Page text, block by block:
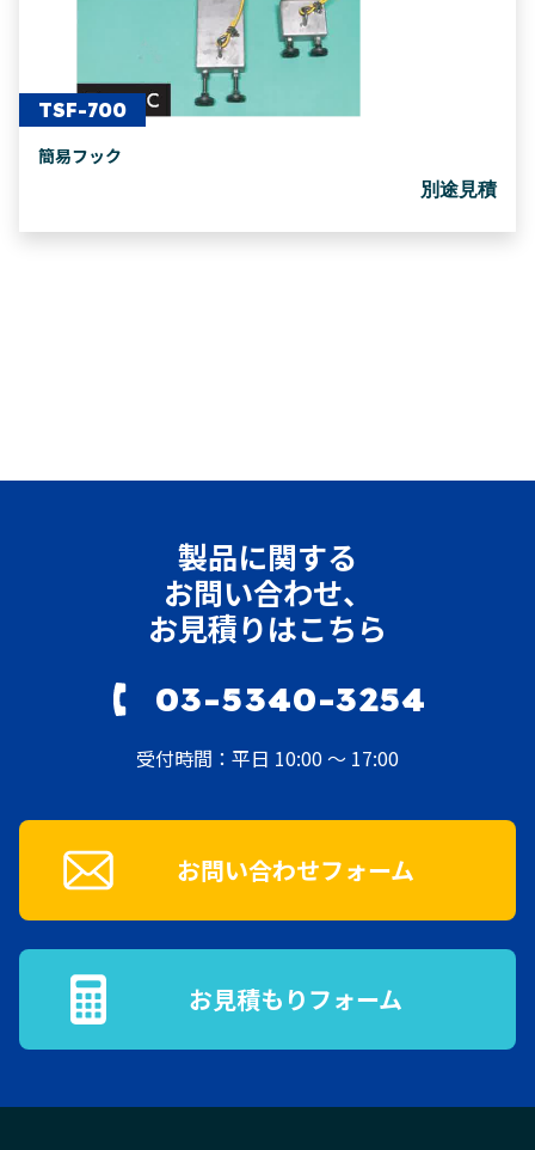
TSF-700
簡易フック
別途見積
製品に関する
お問い合わせ、
お見積りはこちら
03-5340-3254
受付時間：平日 10:00 ～ 17:00
お問い合わせフォーム
お見積もりフォーム